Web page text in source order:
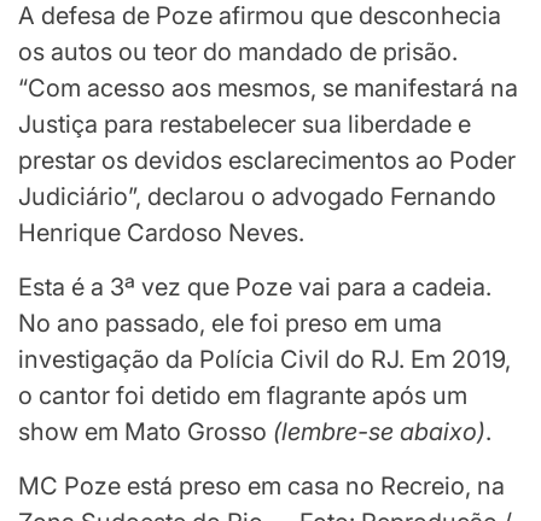
A defesa de Poze afirmou que desconhecia
os autos ou teor do mandado de prisão.
“Com acesso aos mesmos, se manifestará na
Justiça para restabelecer sua liberdade e
prestar os devidos esclarecimentos ao Poder
Judiciário”, declarou o advogado Fernando
Henrique Cardoso Neves.
Esta é a 3ª vez que Poze vai para a cadeia.
No ano passado, ele foi preso em uma
investigação da Polícia Civil do RJ. Em 2019,
o cantor foi detido em flagrante após um
show em Mato Grosso (lembre-se abaixo).
MC Poze está preso em casa no Recreio, na